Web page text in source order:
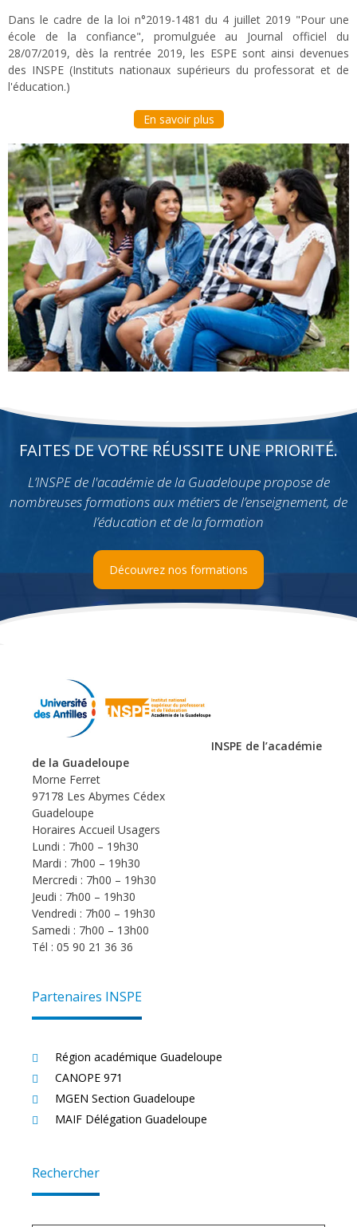
Dans le cadre de la loi n°2019-1481 du 4 juillet 2019 "Pour une
école de la confiance", promulguée au Journal officiel du
28/07/2019, dès la rentrée 2019, les ESPE sont ainsi devenues
des INSPE (Instituts nationaux supérieurs du professorat et de
l'éducation.)
En savoir plus
FAITES DE VOTRE RÉUSSITE UNE PRIORITÉ.
L’INSPE de l'académie de la Guadeloupe propose de
nombreuses formations aux métiers de l’enseignement, de
l’éducation et de la formation
Découvrez nos formations
INSPE de l’académie
de la Guadeloupe
Morne Ferret
97178 Les Abymes Cédex
Guadeloupe
Horaires Accueil Usagers
Lundi : 7h00 – 19h30
Mardi : 7h00 – 19h30
Mercredi : 7h00 – 19h30
Jeudi : 7h00 – 19h30
Vendredi : 7h00 – 19h30
Samedi : 7h00 – 13h00
Tél : 05 90 21 36 36
Partenaires INSPE
Région académique Guadeloupe
CANOPE 971
MGEN Section Guadeloupe
MAIF Délégation Guadeloupe
Rechercher